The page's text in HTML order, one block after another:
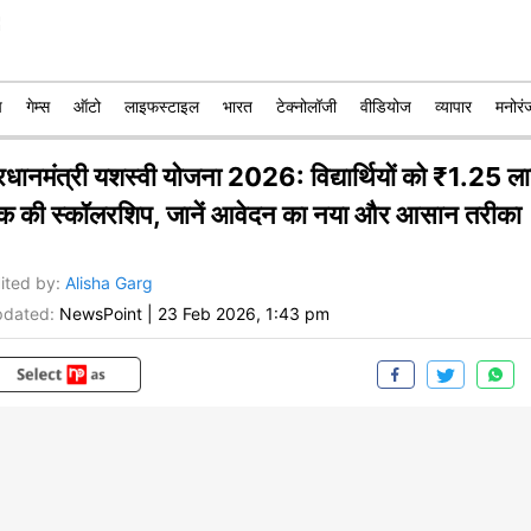
गेम्स ऑटो लाइफस्टाइल भारत टेक्नोलॉजी वीडियोज व्यापार
यशस्वी योजना 2026: विद्यार्थियों को ₹1.25
की स्कॉलरशिप, जानें आवेदन का नया और आसान तरीका
by: Alisha Garg
NewsPoint 23 Feb 2026, 1:43 pm